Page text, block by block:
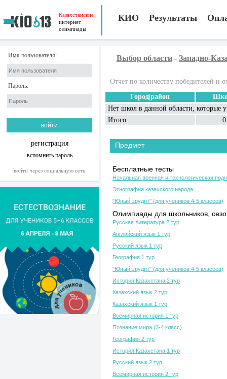
Казахстанские
интернет
олимпиады
КИО Результаты
Имя пользователя:
Пароль:
регистрация
вспомнить пароль
войти через социальную сеть
Выбор области - Западно-
Отчет по количеству победителей и
Город|район
Нет школ в данной области, которые
Итого
0
Предмет
Бесплатные тесты
Начальная военная и технологическая
Этнография казахского народа
"Юный эрудит" (для учеников 4-5 классов)
Олимпиады для школьников,
Русская литература 2 тур
Английский язык 1 тур
Русский язык 1 тур
География 1 тур
"Юный эрудит" (для учеников 4-5 классов)
История Казахстана 2 тур
Казахский язык 2 тур
Казахский язык 1 тур
Всемирная история 1 тур
Познание мира (3-4 класс)
География 2 тур
История Казахстана 1 тур
Русский язык 2 тур
Всемирная история 2 тур